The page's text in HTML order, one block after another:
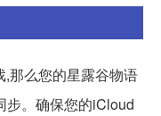
那么您的星露谷物语
步。确保您的iCloud